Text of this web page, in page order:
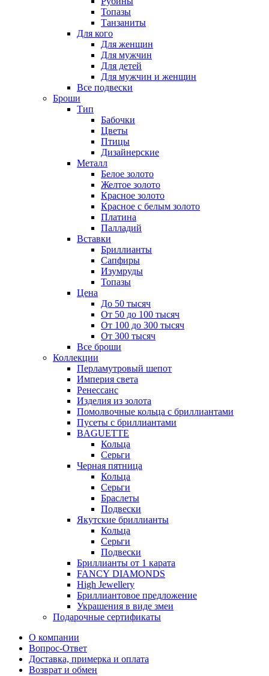
Топазы
Танзаниты
Для кого
Для женщин
Для мужчин
Для детей
Для мужчин и женщин
Все подвески
Броши
Тип
Бабочки
Цветы
Птицы
Дизайнерские
Металл
Белое золото
Желтое золото
Красное золото
Красное с белым золото
Платина
Палладий
Вставки
Бриллианты
Сапфиры
Изумруды
Топазы
Цена
До 50 тысяч
От 50 до 100 тысяч
От 100 до 300 тысяч
От 300 тысяч
Все броши
Коллекции
Перламутровый шепот
Империя света
Ренессанс
Изделия из золота
Помолвочные кольца с бриллиантами
Пусеты с бриллиантами
BAGUETTE
Кольца
Серьги
Черная пятница
Кольца
Серьги
Браслеты
Подвески
Якутские бриллианты
Кольца
Серьги
Подвески
Бриллианты от 1 карата
FANCY DIAMONDS
High Jewellery
Бриллиантовое предложение
Украшения в виде змеи
Подарочные сертификаты
О компании
Вопрос-Ответ
Доставка, примерка и оплата
Возврат и обмен